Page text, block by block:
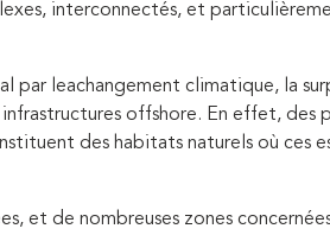
interconnectés, et
par leachangement climatique, la
offshore. En effet, des
des habitats naturels où ces
et de nombreuses zones